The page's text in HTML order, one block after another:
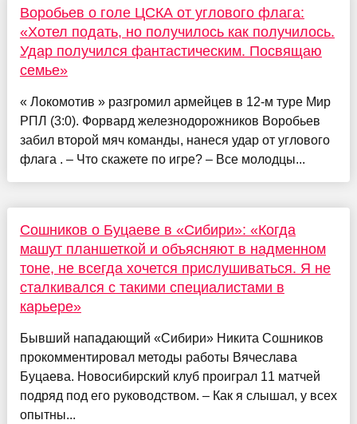
Воробьев о голе ЦСКА от углового флага:
«Хотел подать, но получилось как получилось.
Удар получился фантастическим. Посвящаю
семье»
« Локомотив » разгромил армейцев в 12-м туре Мир
РПЛ (3:0). Форвард железнодорожников Воробьев
забил второй мяч команды, нанеся удар от углового
флага . – Что скажете по игре? – Все молодцы...
Сошников о Буцаеве в «Сибири»: «Когда
машут планшеткой и объясняют в надменном
тоне, не всегда хочется прислушиваться. Я не
сталкивался с такими специалистами в
карьере»
Бывший нападающий «Сибири» Никита Сошников
прокомментировал методы работы Вячеслава
Буцаева. Новосибирский клуб проиграл 11 матчей
подряд под его руководством. – Как я слышал, у всех
опытны...